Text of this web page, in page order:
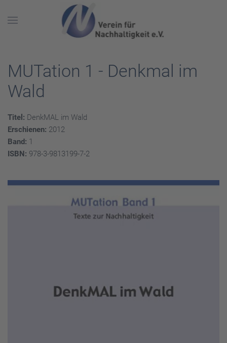
Skip to main content
MUTation 1 - Denkmal im
Wald
Titel: DenkMAL im Wald
Erschienen: 2012
Band: 1
ISBN: 978-3-9813199-7-2